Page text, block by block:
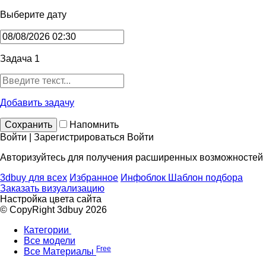
Выберите дату
Задача 1
Добавить задачу
Сохранить
Напомнить
Войти | Зарегистрироваться Войти
Авторизуйтесь для получения расширенных возможностей
3dbuy для всех Избранное Инфоблок Шаблон подбора
Заказать визуализацию
Настройка цвета сайта
© CopyRight 3dbuy 2026
Категории
Все модели
Все Материалы Free